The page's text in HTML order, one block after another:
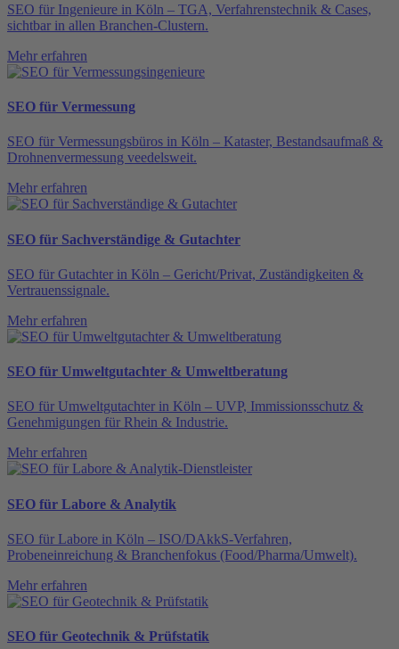
SEO für Ingenieure in Köln – TGA, Verfahrenstechnik & Cases,
sichtbar in allen Branchen-Clustern.
Mehr erfahren
SEO für Vermessung
SEO für Vermessungsbüros in Köln – Kataster, Bestandsaufmaß &
Drohnenvermessung veedelsweit.
Mehr erfahren
SEO für Sachverständige & Gutachter
SEO für Gutachter in Köln – Gericht/Privat, Zuständigkeiten &
Vertrauenssignale.
Mehr erfahren
SEO für Umweltgutachter & Umweltberatung
SEO für Umweltgutachter in Köln – UVP, Immissionsschutz &
Genehmigungen für Rhein & Industrie.
Mehr erfahren
SEO für Labore & Analytik
SEO für Labore in Köln – ISO/DAkkS-Verfahren,
Probeneinreichung & Branchenfokus (Food/Pharma/Umwelt).
Mehr erfahren
SEO für Geotechnik & Prüfstatik